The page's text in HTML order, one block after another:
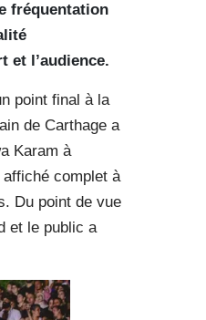
fréquentation
et l’audience.
point final à la
de Carthage a
Karam à
complet à
Du point de vue
et le public a